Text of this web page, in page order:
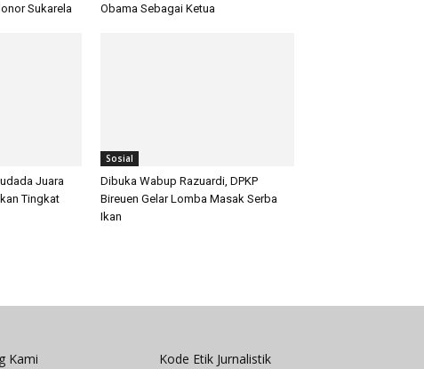
Sukarela
Obama Sebagai Ketua
Juara
Tingkat
Sosial
Dibuka Wabup Razuardi, DPKP
Bireuen Gelar Lomba Masak Serba
Ikan
Kami Kode Etik Jurnalistik